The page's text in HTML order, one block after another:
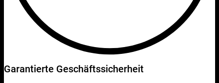
Garantierte Geschäftssicherheit